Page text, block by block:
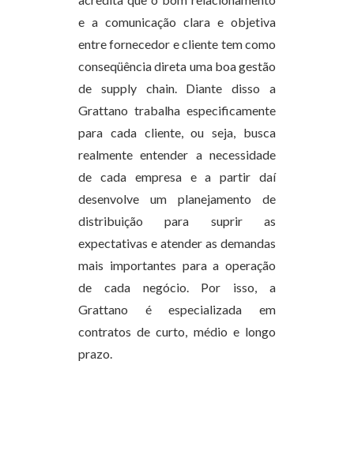
e a comunicação clara e objetiva
entre fornecedor e cliente tem como
conseqüência direta uma boa gestão
de supply chain. Diante disso a
Grattano trabalha especificamente
para cada cliente, ou seja, busca
realmente entender a necessidade
de cada empresa e a partir daí
desenvolve um planejamento de
distribuição para suprir as
expectativas e atender as demandas
mais importantes para a operação
de cada negócio. Por isso, a
Grattano é especializada em
contratos de curto, médio e longo
prazo.